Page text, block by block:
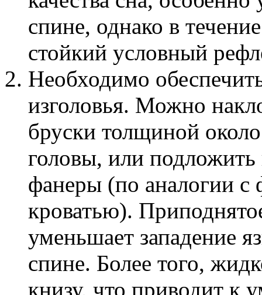
спине, однако в
стойкий условный
Необходимо
изголовья. Можно
бруски толщиной
головы, или подложить
фанеры (по аналогии с
кроватью).
уменьшает западение
спине. Более того,
книзу, что приводит к